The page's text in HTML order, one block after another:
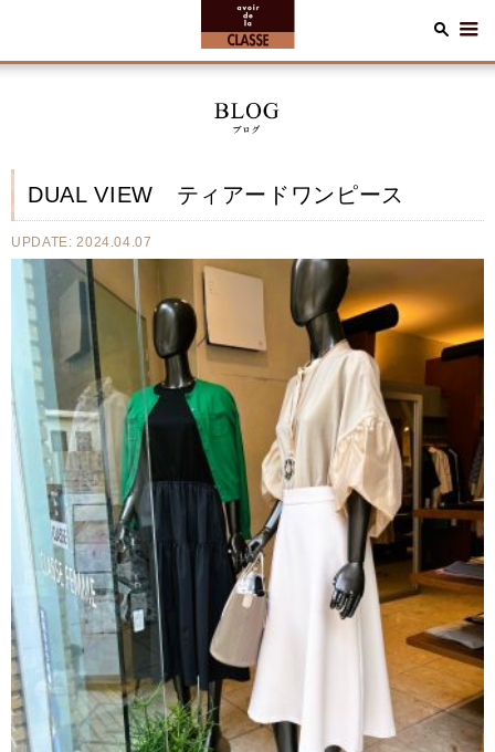
DUAL VIEW ティアードワンピース
UPDATE: 2024.04.07